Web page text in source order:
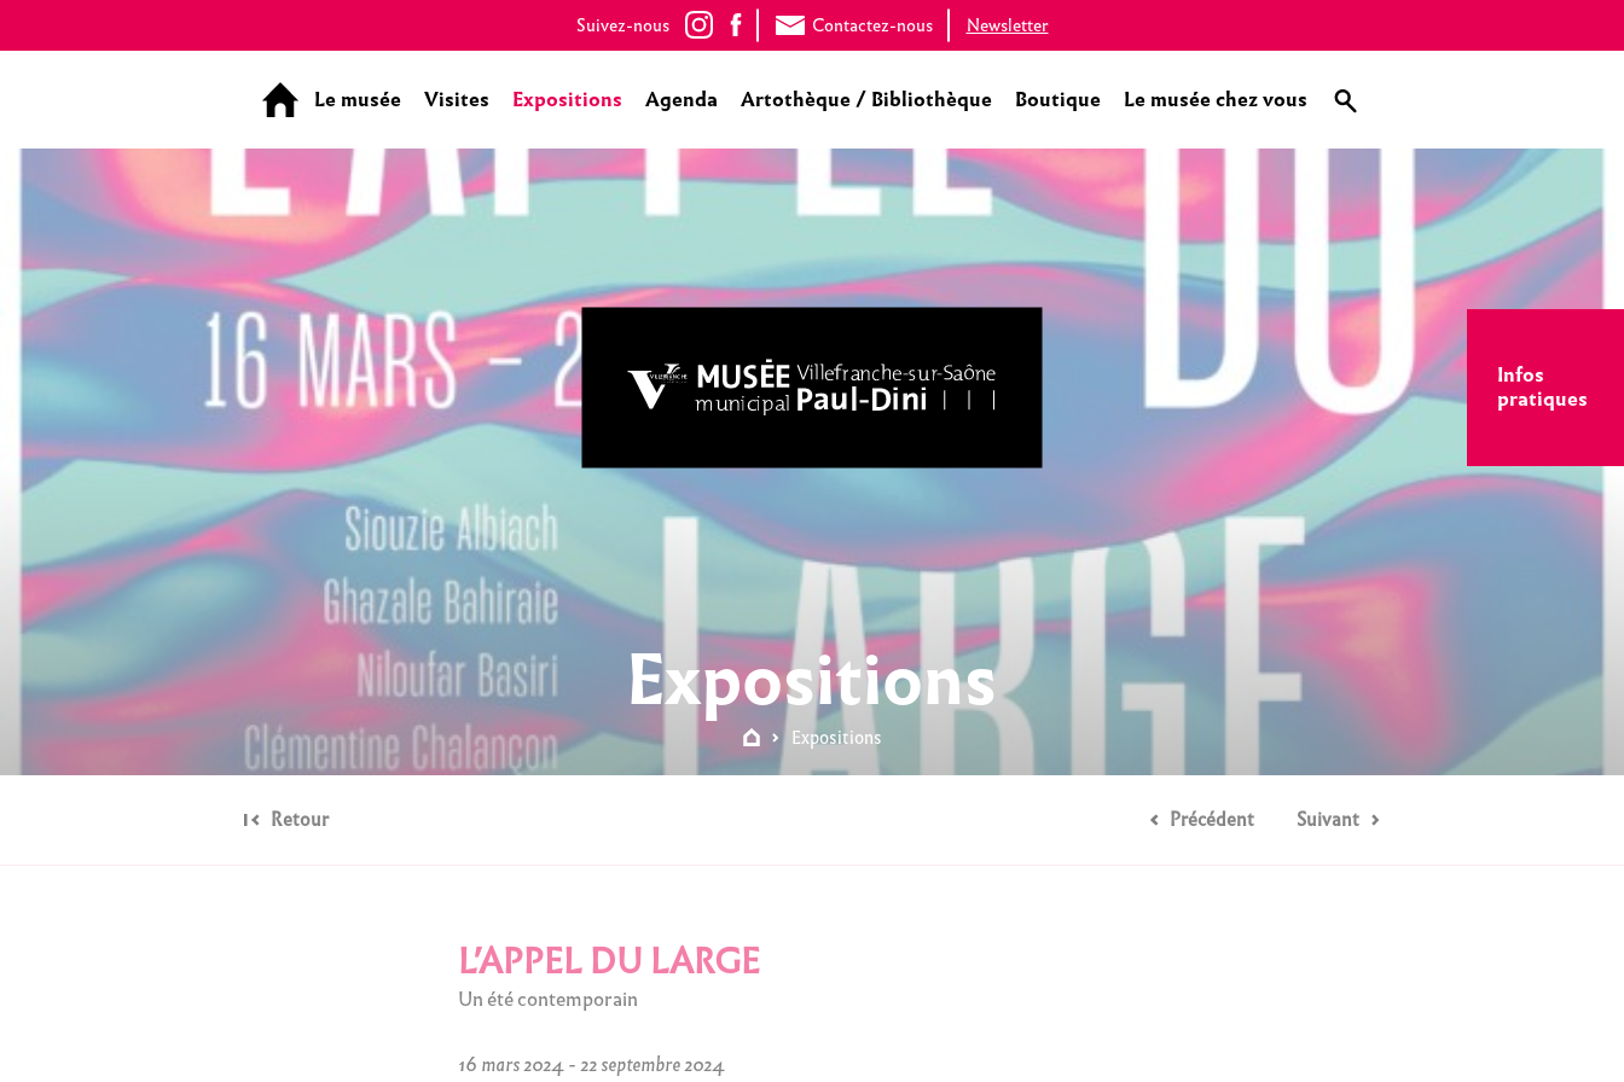
Suivez-nous Contactez-nous Newsletter
Le musée Visites Expositions Agenda Artothèque / Bibliothèque Boutique Le musée chez vous
Infos
pratiques
Expositions
Expositions
Suivant
Précédent
Retour
L’APPEL DU LARGE
Un été contemporain
16 mars 2024 - 22 septembre 2024